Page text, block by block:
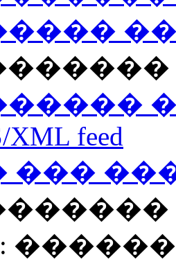
XML feed
���